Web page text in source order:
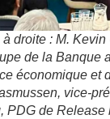
droite : M.
de la Banque
économique et
vice-
PDG de Release